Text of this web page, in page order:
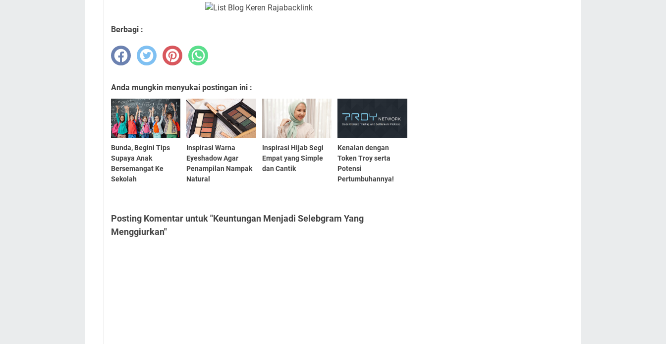
Berbagi :
Anda mungkin menyukai postingan ini :
Bunda, Begini Tips
Supaya Anak
Bersemangat Ke
Sekolah
Inspirasi Warna
Eyeshadow Agar
Penampilan Nampak
Natural
Inspirasi Hijab Segi
Empat yang Simple
dan Cantik
Kenalan dengan
Token Troy serta
Potensi
Pertumbuhannya!
Posting Komentar untuk "Keuntungan Menjadi Selebgram Yang
Menggiurkan"